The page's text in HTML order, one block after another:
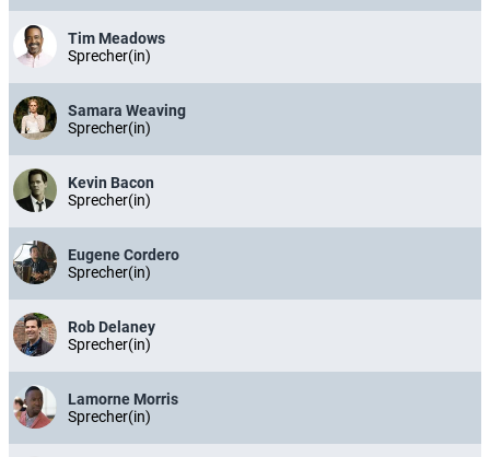
Tim Meadows
Sprecher(in)
Samara Weaving
Sprecher(in)
Kevin Bacon
Sprecher(in)
Eugene Cordero
Sprecher(in)
Rob Delaney
Sprecher(in)
Lamorne Morris
Sprecher(in)